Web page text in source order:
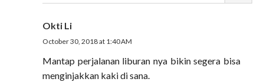
Okti Li
October 30, 2018 at 1:40 AM
Mantap perjalanan liburan nya bikin segera bisa
menginjakkan kaki di sana.